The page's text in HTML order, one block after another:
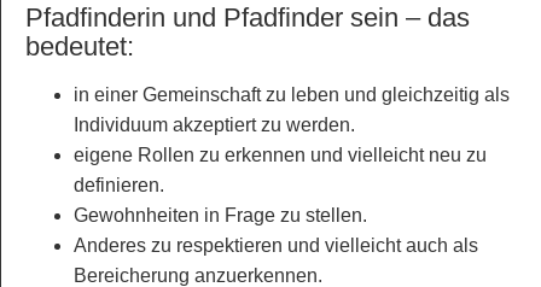
Pfadfinderin und Pfadfinder sein – das
bedeutet:
in einer Gemeinschaft zu leben und gleichzeitig als
Individuum akzeptiert zu werden.
eigene Rollen zu erkennen und vielleicht neu zu
definieren.
Gewohnheiten in Frage zu stellen.
Anderes zu respektieren und vielleicht auch als
Bereicherung anzuerkennen.